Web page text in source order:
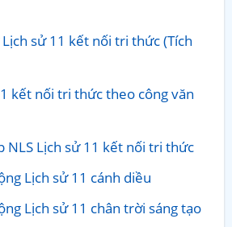
sử 11 kết nối tri thức (Tích
kết nối tri thức theo công văn
NLS Lịch sử 11 kết nối tri thức
Lịch sử 11 cánh diều
Lịch sử 11 chân trời sáng tạo